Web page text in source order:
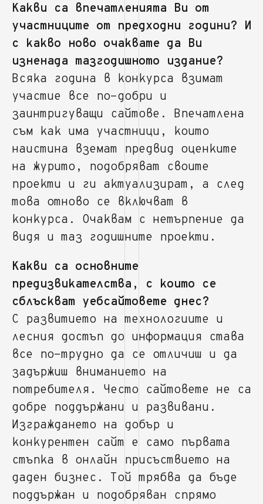
Какви са впечатленията Ви от
участниците от предходни години? И
с какво ново очаквате да Ви
изненада тазгодишното издание?
Всяка година в конкурса взимат
участие все по-добри и
заинтригуващи сайтове. Впечатлена
съм как има участници, които
наистина вземат предвид оценките
на журито, подобряват своите
проекти и ги актуализират, а след
това отново се включват в
конкурса. Очаквам с нетърпение да
видя и таз годишните проекти.
Какви са основните
предизвикателства, с които се
сблъскват уебсайтовете днес?
С развитието на технологиите и
лесния достъп до информация става
все по-трудно да се отличиш и да
задържиш вниманието на
потребителя. Често сайтовете не са
добре поддържани и развивани.
Изграждането на добър и
конкурентен сайт е само първата
стъпка в онлайн присъствието на
даден бизнес. Той трябва да бъде
поддържан и подобряван спрямо